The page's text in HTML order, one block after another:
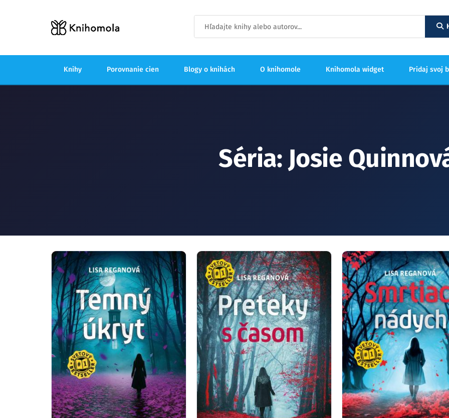
Knihy Porovnanie cien Blogy o knihách O knihomole Knihomola widget Pridaj svoj
Séria: Josie